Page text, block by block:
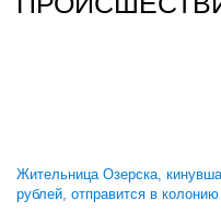
Жительница Озерска,
рублей, отправится в колонию